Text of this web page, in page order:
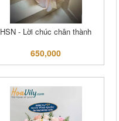
HSN - Lời chúc chân thành
650,000